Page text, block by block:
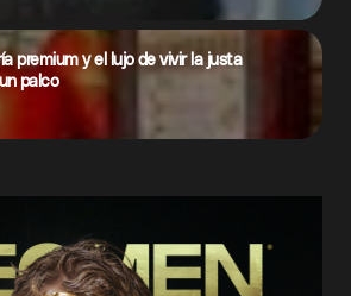
premium y el lujo de vivir la justa
palco